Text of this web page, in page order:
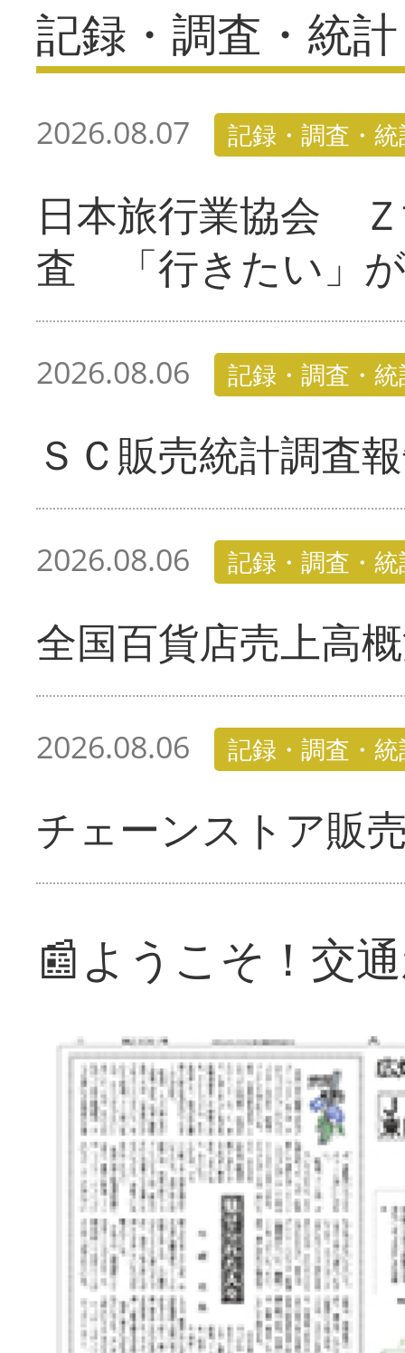
記録・調査・統計
2026.08.07 記録・調査・
日本旅行業協会
査 「行きたい」
2026.08.06 記録・調査・
ＳＣ販売統計調査
2026.08.06 記録・調査・
全国百貨店売上高
2026.08.06 記録・調査・
チェーンストア販
📰ようこそ！交